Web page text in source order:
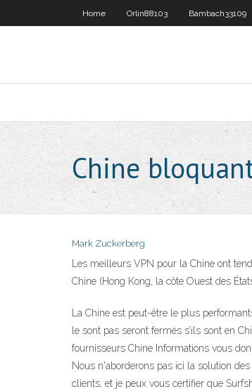
Home Orlin88103 Bambach33109
Chine
Mark Zuckerberg
Les meilleurs VPN pour la Chine ont
Chine (Hong Kong, la côte Ouest des
La Chine est peut-être le plus
le sont pas seront fermés s’ils sont en
fournisseurs Chine Informations vous
Nous n'aborderons pas ici la solution
clients, et je peux vous certifier que